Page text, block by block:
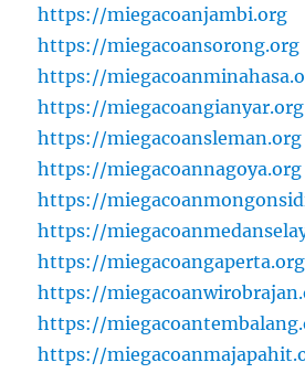
https://miegacoanjambi.org
https://miegacoansorong.org
https://
https://miegacoangianyar.org
https://miegacoansleman.org
https://miegacoannagoya.org
https://
https://
https://miegacoangaperta.org
https://
https://
https://